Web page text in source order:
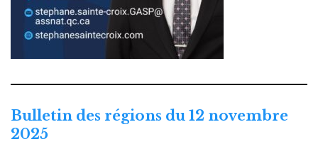
Bulletin des régions du 12 novembre
2025